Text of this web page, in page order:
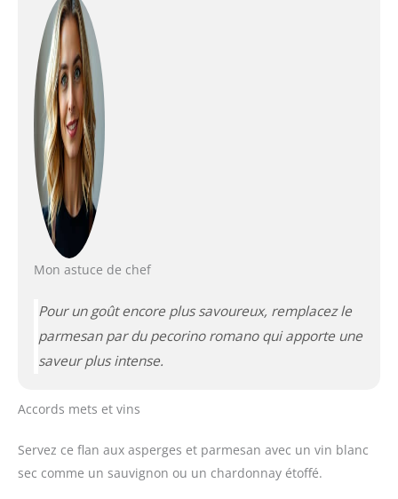
Mon astuce de chef
Pour un goût encore plus savoureux, remplacez le
parmesan par du pecorino romano qui apporte une
saveur plus intense.
Accords mets et vins
Servez ce flan aux asperges et parmesan avec un vin blanc
sec comme un sauvignon ou un chardonnay étoffé.